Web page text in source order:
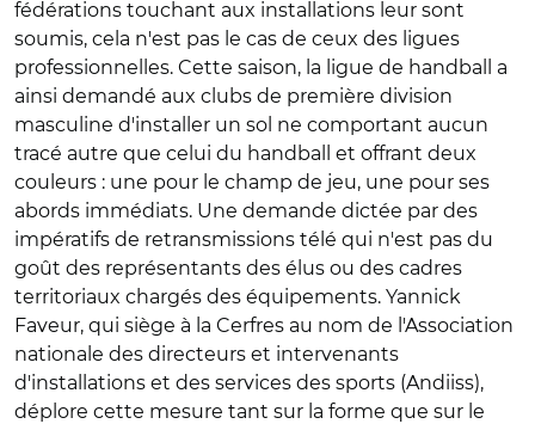
fédérations touchant aux installations leur sont
soumis, cela n'est pas le cas de ceux des ligues
professionnelles. Cette saison, la ligue de handball a
ainsi demandé aux clubs de première division
masculine d'installer un sol ne comportant aucun
tracé autre que celui du handball et offrant deux
couleurs : une pour le champ de jeu, une pour ses
abords immédiats. Une demande dictée par des
impératifs de retransmissions télé qui n'est pas du
goût des représentants des élus ou des cadres
territoriaux chargés des équipements. Yannick
Faveur, qui siège à la Cerfres au nom de l'Association
nationale des directeurs et intervenants
d'installations et des services des sports (Andiiss),
déplore cette mesure tant sur la forme que sur le